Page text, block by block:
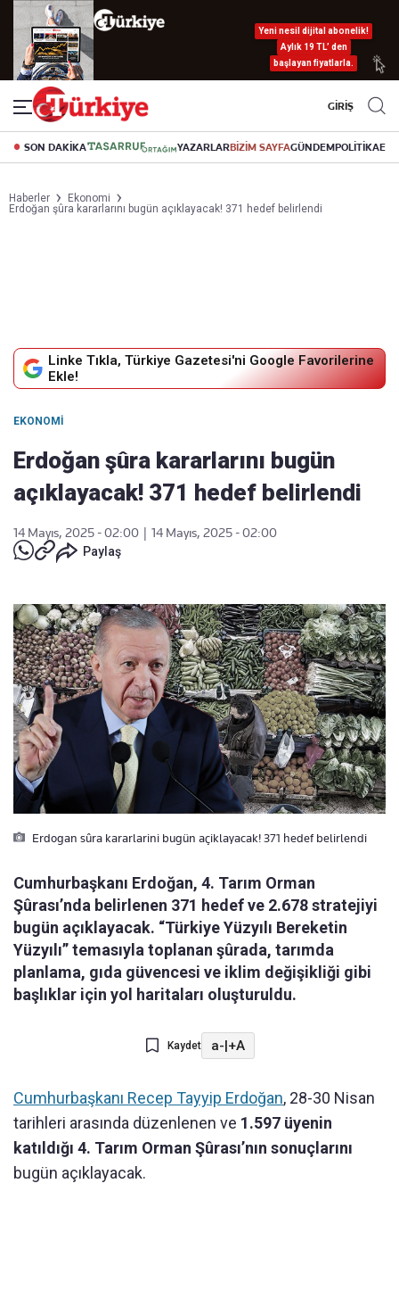
Yeni nesil dijital abonelik!
Aylık 19 TL’ den
başlayan fiyatlarla.
GİRİŞ
SON DAKİKA YAZARLARBİZİM SAYFAGÜNDEMPOLİTİKA
Haberler
Ekonomi
Erdoğan şûra kararlarını bugün açıklayacak! 371 hedef belirlendi
Linke Tıkla, Türkiye Gazetesi'ni Google Favorilerine
Ekle!
EKONOMI
Erdoğan şûra kararlarını bugün
açıklayacak! 371 hedef belirlendi
14 Mayıs, 2025 - 02:00
14 Mayıs, 2025 - 02:00
Paylaş
Erdogan sûra kararlarini bugün açiklayacak! 371 hedef belirlendi
Cumhurbaşkanı Erdoğan, 4. Tarım Orman
Şûrası’nda belirlenen 371 hedef ve 2.678 stratejiyi
bugün açıklayacak. “Türkiye Yüzyılı Bereketin
Yüzyılı” temasıyla toplanan şûrada, tarımda
planlama, gıda güvencesi ve iklim değişikliği gibi
başlıklar için yol haritaları oluşturuldu.
Kaydet a-|+A
Cumhurbaşkanı Recep Tayyip Erdoğan, 28-30 Nisan
tarihleri arasında düzenlenen ve 1.597 üyenin
katıldığı 4. Tarım Orman Şûrası’nın sonuçlarını
bugün açıklayacak.